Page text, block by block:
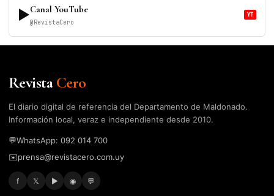
▶Canal YouTube
@RevistaCero
YT
RevistaCero
El diario digital de referencia del Departamento de Maldonado.
Información local, veraz e independiente desde 2010.
💬WhatsApp: 092 014 700
✉️prensa@revistacero.com.uy
f 𝕏 ▶ ◉ 💬